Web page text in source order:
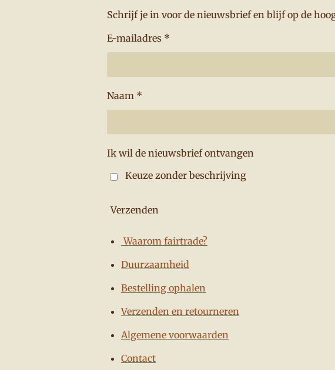
Schrijf je in voor de nieuwsbrief en blijf op de
E-mailadres *
Naam *
Ik wil de nieuwsbrief ontvangen
Keuze zonder beschrijving
Verzenden
Waarom fairtrade?
Duurzaamheid
Bestelling ophalen
Verzenden en retourneren
Algemene voorwaarden
Contact